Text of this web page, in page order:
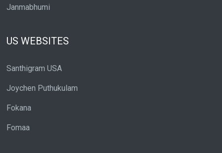
Janmabhumi
US WEBSITES
Santhigram USA
Joychen Puthukulam
Fokana
Fomaa